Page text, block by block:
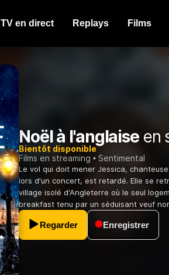
TV en direct Replays Films
Noël à l'anglaiseen
Bientôt disponible
Films en streaming
Sentimental
Le vol qui doit mener Jessica,
lors d'un concert, est retardé. Elle se
village isolé d'Angleterre où le seul
breakfast tenu par un séduisant veuf
Regarder Enregistrer